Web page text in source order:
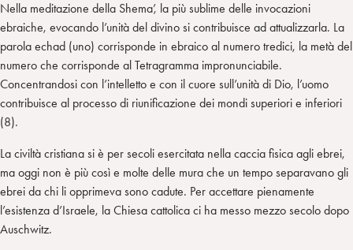
Nella meditazione della Shema’, la più sublime delle invocazioni
ebraiche, evocando l’unità del divino si contribuisce ad attualizzarla. La
parola echad (uno) corrisponde in ebraico al numero tredici, la metà del
numero che corrisponde al Tetragramma impronunciabile.
Concentrandosi con l’intelletto e con il cuore sull’unità di Dio, l’uomo
contribuisce al processo di riunificazione dei mondi superiori e inferiori
(8).
La civiltà cristiana si è per secoli esercitata nella caccia fisica agli ebrei,
ma oggi non è più così e molte delle mura che un tempo separavano gli
ebrei da chi li opprimeva sono cadute. Per accettare pienamente
l’esistenza d’Israele, la Chiesa cattolica ci ha messo mezzo secolo dopo
Auschwitz.